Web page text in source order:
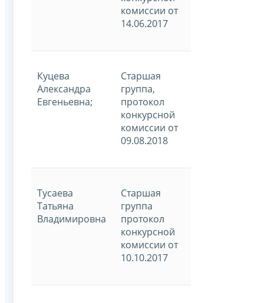
комиссии от
14.06.2017
Куцева
Александра
Евгеньевна;
Старшая
группа,
протокол
конкурсной
комиссии от
09.08.2018
Тусаева
Татьяна
Владимировна
Старшая
группа
протокол
конкурсной
комиссии от
10.10.2017